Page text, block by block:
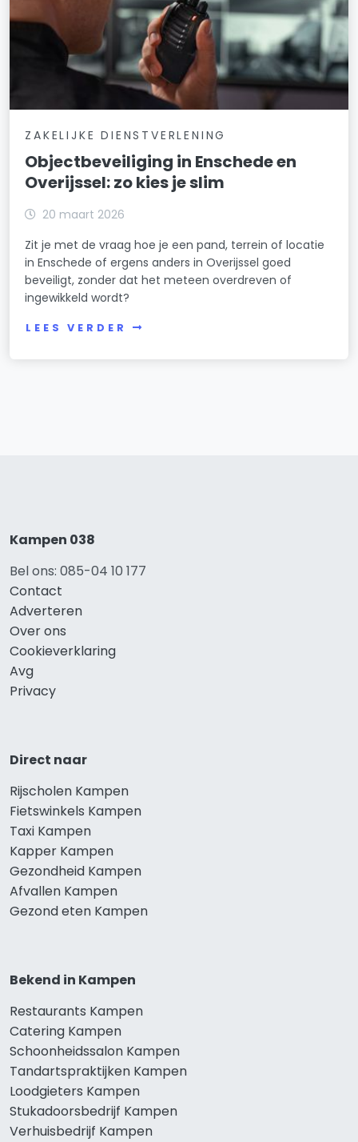
ZAKELIJKE DIENSTVERLENING
Objectbeveiliging in Enschede en
Overijssel: zo kies je slim
20 maart 2026
Zit je met de vraag hoe je een pand, terrein of locatie
in Enschede of ergens anders in Overijssel goed
beveiligt, zonder dat het meteen overdreven of
ingewikkeld wordt?
LEES VERDER
Kampen 038
Bel ons: 085-04 10 177
Contact
Adverteren
Over ons
Cookieverklaring
Avg
Privacy
Direct naar
Rijscholen Kampen
Fietswinkels Kampen
Taxi Kampen
Kapper Kampen
Gezondheid Kampen
Afvallen Kampen
Gezond eten Kampen
Bekend in Kampen
Restaurants Kampen
Catering Kampen
Schoonheidssalon Kampen
Tandartspraktijken Kampen
Loodgieters Kampen
Stukadoorsbedrijf Kampen
Verhuisbedrijf Kampen